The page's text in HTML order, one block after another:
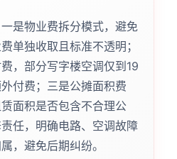
是物业费拆分模式，避免
单独收取且标准不透明；
，部分写字楼空调仅到19
付费；三是公摊面积费
面积是否包含不合理公
任，明确电路、空调故障
，避免后期纠纷。